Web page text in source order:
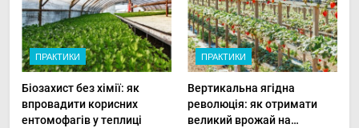
ПРАКТИКИ
Біозахист без хімії: як
впровадити корисних
ентомофагів у теплиці
ПРАКТИКИ
Вертикальна ягідна
революція: як отримати
великий врожай на